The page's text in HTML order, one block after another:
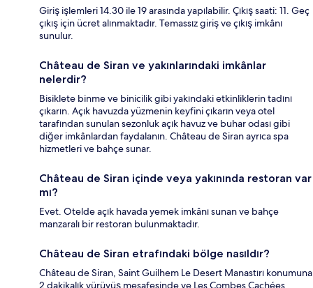
Giriş işlemleri 14.30 ile 19 arasında yapılabilir. Çıkış saati: 11. Geç
çıkış için ücret alınmaktadır. Temassız giriş ve çıkış imkânı
sunulur.
Château de Siran ve yakınlarındaki imkânlar
nelerdir?
Bisiklete binme ve binicilik gibi yakındaki etkinliklerin tadını
çıkarın. Açık havuzda yüzmenin keyfini çıkarın veya otel
tarafından sunulan sezonluk açık havuz ve buhar odası gibi
diğer imkânlardan faydalanın. Château de Siran ayrıca spa
hizmetleri ve bahçe sunar.
Château de Siran içinde veya yakınında restoran var
mı?
Evet. Otelde açık havada yemek imkânı sunan ve bahçe
manzaralı bir restoran bulunmaktadır.
Château de Siran etrafındaki bölge nasıldır?
Château de Siran, Saint Guilhem Le Desert Manastırı konumuna
2 dakikalık yürüyüş mesafesinde ve Les Combes Cachées